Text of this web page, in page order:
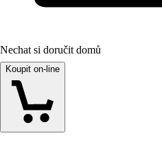
Nechat si doručit domů
Koupit on-line